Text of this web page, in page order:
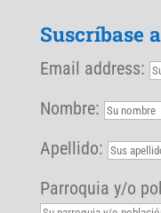
Suscríbase
Email address:
Nombre:
Apellido:
Parroquia y/o